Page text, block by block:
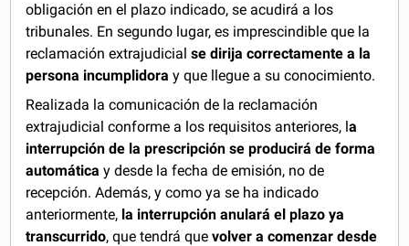
obligación en el plazo indicado, se acudirá a los
tribunales. En segundo lugar, es imprescindible que la
reclamación extrajudicialse dirija correctamente a la
persona incumplidora y que llegue a su conocimiento.
Realizada la comunicación de la reclamación
extrajudicial conforme a los requisitos anteriores, la
interrupción de la prescripción se producirá de forma
automática y desde la fecha de emisión, no de
recepción. Además, y como ya se ha indicado
anteriormente, la interrupción anulará el plazo ya
transcurrido, que tendrá quevolver a comenzar desde